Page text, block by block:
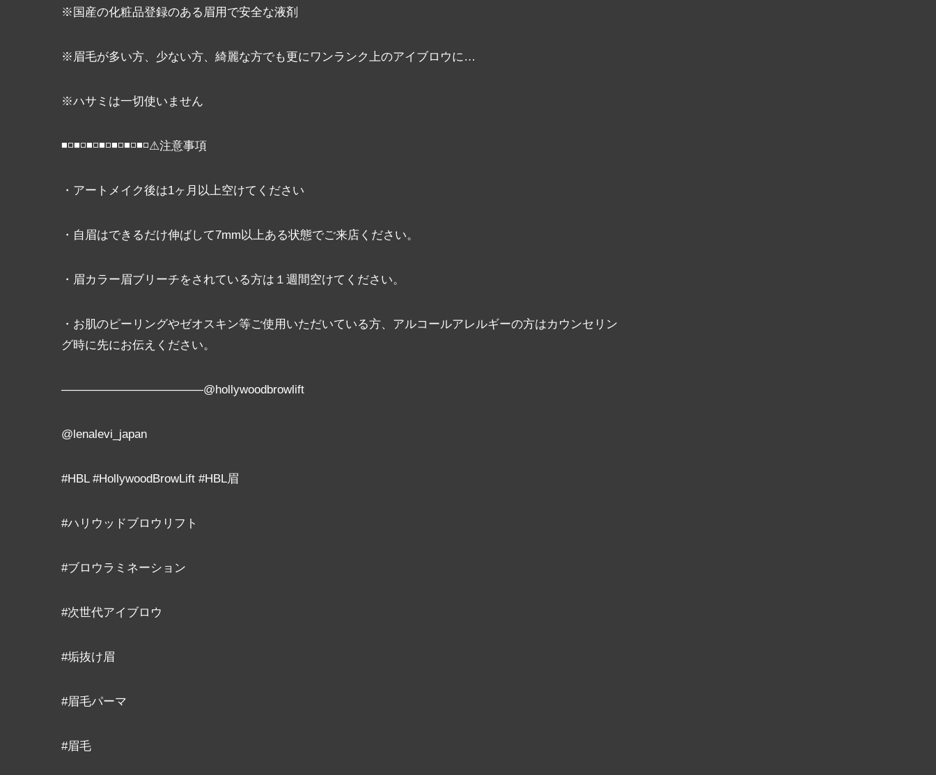
※国産の化粧品登録のある眉用で安全な液剤
※眉毛が多い方、少ない方、綺麗な方でも更にワンランク上のアイブロウに…
※ハサミは一切使いません
◾◽◾◽◾◽◾◽◾◽◾◽◾◽⚠注意事項
・アートメイク後は1ヶ月以上空けてください
・自眉はできるだけ伸ばして7mm以上ある状態でご来店ください。
・眉カラー眉ブリーチをされている方は１週間空けてください。
・お肌のピーリングやゼオスキン等ご使用いただいている方、アルコールアレルギーの方はカウンセリン
グ時に先にお伝えください。
————————————@hollywoodbrowlift
@lenalevi_japan
#HBL #HollywoodBrowLift #HBL眉
#ハリウッドブロウリフト
#ブロウラミネーション
#次世代アイブロウ
#垢抜け眉
#眉毛パーマ
#眉毛